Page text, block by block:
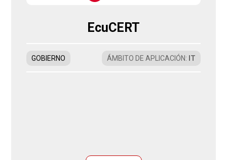
EcuCERT
GOBIERNO ÁMBITO DE APLICACIÓN: IT